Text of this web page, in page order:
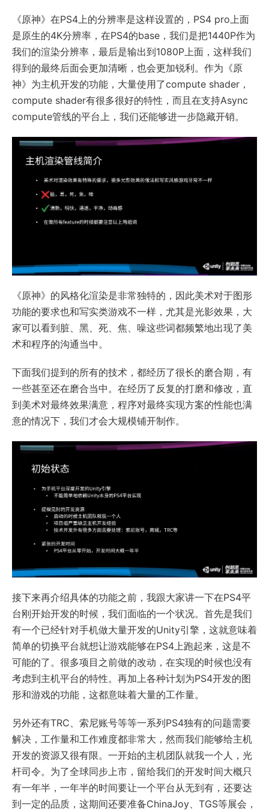
《原神》在PS4上的分辨率是这样设置的，PS4 pro上面
是原生的4K分辨率，在PS4的base，我们是把1440P作为
我们的渲染分辨率，最后是输出到1080P上面，这样我们
得到的最终后面会更加清晰，也会更加锐利。作为《原
神》为主机开发的功能，大量使用了compute shader，
compute shader有很多很好的特性，而且在支持Async
compute管线的平台上，我们还能够进一步隐藏开销。
《原神》的风格化渲染是非常独特的，因此美术对于图形
功能的要求也和写实类游戏不一样，尤其是光影效果，大
家可以看到脏、黑、死、焦、噪这些词都频繁地出现了美
术和程序的沟通当中。
下面我们提到的所有的技术，都经历了很长的磨合期，有
一些甚至还在磨合当中。在经历了反复的打磨和修改，直
到美术对最终效果满意，程序对最终实现方案的性能也满
意的情况下，我们才会大规模铺开制作。
接下来再介绍具体的功能之前，我跟大家讲一下在PS4平
台刚开始开发的时候，我们面临的一个状况。首先是我们
有一个已经针对手机做大量开发的Unity引擎，这就意味着
简单的切换平台就想让游戏能够在PS4上跑起来，这是不
可能的了。很多项目之前做的改动，在实现的时候也没有
考虑到主机平台的特性。再加上各种计划为PS4开发的图
形和游戏的功能，这都意味着大量的工作量。
另外还有TRC、索尼账号等等一系列PS4独有的问题需要
解决，工作量和工作难度都非常大，然而我们能够给主机
开发的资源又很有限。一开始的主机团队就我一个人，光
杆司令。为了全球同步上市，留给我们的开发时间大概只
有一年半，一年半的时间要让一个平台从无到有，还要达
到一定的品质，这期间还要准备ChinaJoy、TGS等展会，